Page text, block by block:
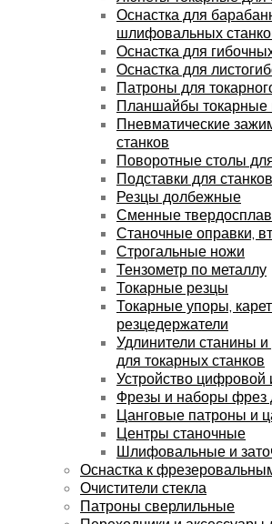
Оснастка для
шлифовальных
Оснастка для
Оснастка для
Патроны для
Планшайбы токарные
Пневматические
станков
Поворотные столы
Подставки для станков
Резцы долбежные
Сменные
Станочные оправки,
Строгальные ножи
Тензометр по металлу
Токарные резцы
Токарные упоры,
резцедержатели
Удлинители станины
для токарных станков
Устройство
Фрезы и наборы фрез
Цанговые патроны и
Центры станочные
Шлифовальные и
Оснастка к
Очистители стекла
Патроны сверлильные